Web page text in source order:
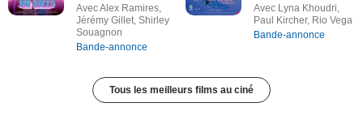
Avec Alex Ramires,
Jérémy Gillet, Shirley
Souagnon
Bande-annonce
Avec Lyna Khoudri,
Paul Kircher, Rio Vega
Bande-annonce
Tous les meilleurs films au ciné